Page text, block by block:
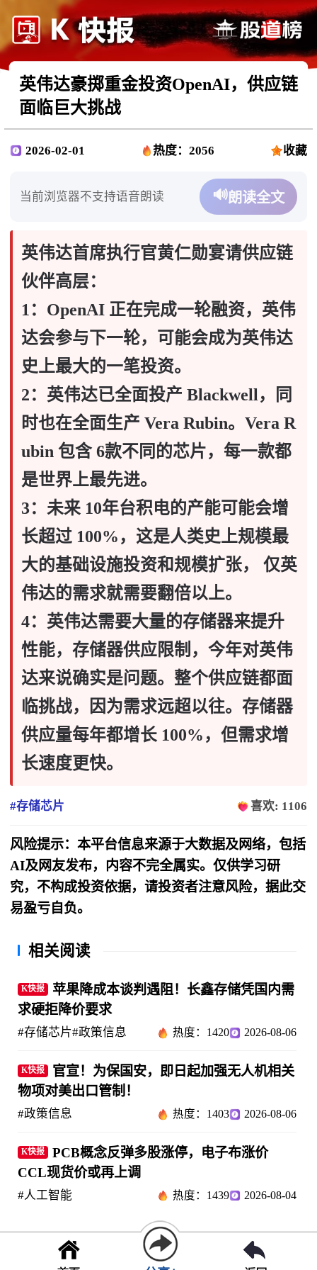
英伟达豪掷重金投资OpenAI，供应链
面临巨大挑战
2026-02-01 热度：2056 收藏
当前浏览器不支持语音朗读 🔊朗读全文
英伟达首席执行官黄仁勋宴请供应链
伙伴高层：
1：OpenAI 正在完成一轮融资，英伟
达会参与下一轮，可能会成为英伟达
史上最大的一笔投资。
2：英伟达已全面投产 Blackwell，同
时也在全面生产 Vera Rubin。Vera R
ubin 包含 6款不同的芯片，每一款都
是世界上最先进。
3：未来 10年台积电的产能可能会增
长超过 100%，这是人类史上规模最
大的基础设施投资和规模扩张， 仅英
伟达的需求就需要翻倍以上。
4：英伟达需要大量的存储器来提升
性能，存储器供应限制，今年对英伟
达来说确实是问题。整个供应链都面
临挑战，因为需求远超以往。存储器
供应量每年都增长 100%，但需求增
长速度更快。
#存储芯片 喜欢: 1106
风险提示：本平台信息来源于大数据及网络，包括
AI及网友发布，内容不完全属实。仅供学习研
究，不构成投资依据，请投资者注意风险，据此交
易盈亏自负。
相关阅读
K快报
苹果降成本谈判遇阻！长鑫存储凭国内需
求硬拒降价要求
#存储芯片#政策信息 热度：1420 2026-08-06
K快报
官宣！为保国安，即日起加强无人机相关
物项对美出口管制！
#政策信息 热度：1403 2026-08-06
K快报
PCB概念反弹多股涨停，电子布涨价
CCL现货价或再上调
#人工智能 热度：1439 2026-08-04